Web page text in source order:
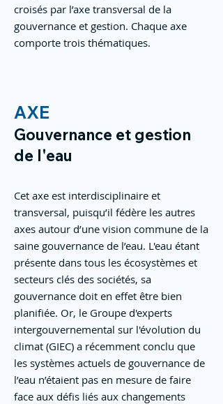
croisés par l’axe transversal de la
gouvernance et gestion. Chaque axe
comporte trois thématiques.
AXE
Gouvernance et gestion
de l'eau
Cet axe est interdisciplinaire et
transversal, puisqu’il fédère les autres
axes autour d’une vision commune de la
saine gouvernance de l’eau. L'eau étant
présente dans tous les écosystèmes et
secteurs clés des sociétés, sa
gouvernance doit en effet être bien
planifiée. Or, le Groupe d'experts
intergouvernemental sur l'évolution du
climat (GIEC) a récemment conclu que
les systèmes actuels de gouvernance de
l’eau n’étaient pas en mesure de faire
face aux défis liés aux changements